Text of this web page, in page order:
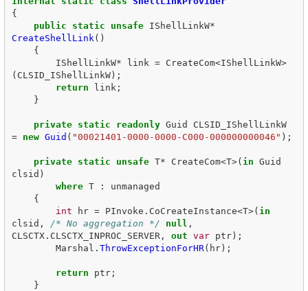
{
public
static unsafe IShellLinkW*
CreateShellLink ()
{
IShellLinkW* link = CreateCom<IShellLinkW>
( CLSID_IShellLinkW);
return
link ;
}
private static readonly Guid
CLSID_IShellLinkW
=
new Guid ( "00021401-0000-0000-C000-000000000046" );
private static unsafe T* CreateCom<T>( in Guid
clsid )
where T :
unmanaged
{
int
hr = PInvoke . CoCreateInstance<T>( in
clsid , /* No aggregation */ null ,
CLSCTX. CLSCTX_INPROC_SERVER , out var ptr);
Marshal . ThrowExceptionForHR( hr);
return ptr;
}